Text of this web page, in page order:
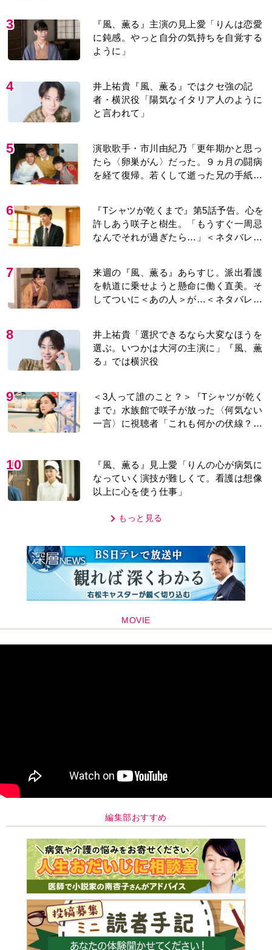
3
『風、薫る』主演の見上愛「りんは恋愛
に鈍感。やっと自分の気持ちを自覚する
ように」
4
井上祐貴『風、薫る』ではクセ強の記
者・横沢役「陽気なイタリア人のように
と言われて」
5
演歌歌手・市川由紀乃「更年期かと思っ
たら〈卵巣がん〉だった。９ヵ月の闘病
を経て復帰。若くして逝った兄の手紙を
6
『Tシャツが乾くまで』第5話予告。心を
許しあう咲子と樹生。「もうすぐ一周忌
なんでそれが過ぎたら…」＜ネタバレあ
7
来週の『風、薫る』あらすじ。派出看護
を軌道に乗せようと懸命に働く直美。そ
してついに＜あの人＞が…＜ネタバレあ
8
井上祐貴「選択できるなら大変なほうを
選ぶ。いつかは大河の主演に」『風、薫
る』では横沢役
9
＜3人って誰のこと？＞『Tシャツが乾く
まで』水族館で咲子が放った〈何気ない
一言〉に視聴者「これも何かの伏線？」
10
『風、薫る』見上愛「りんの心が病気に
なっていく演技が難しくて。看護は想像
以上に心を使う仕事」
もっと見る
MOVIE
編集部おすすめ